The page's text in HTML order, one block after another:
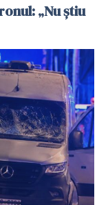
„Nu știu